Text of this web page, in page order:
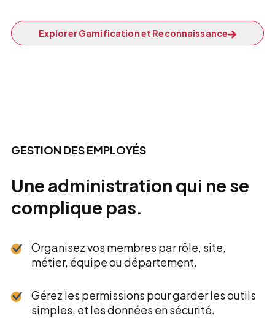
Explorer Gamification et Reconnaissance
GESTION DES EMPLOYÉS
Une administration qui ne se
complique pas.
Organisez vos membres par rôle, site,
métier, équipe ou département.
Gérez les permissions pour garder les outils
simples, et les données en sécurité.